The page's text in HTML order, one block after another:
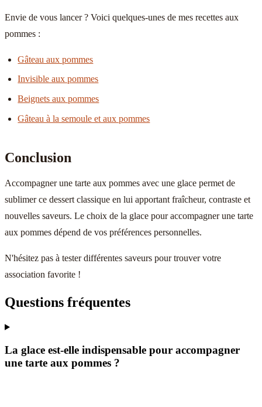
Envie de vous lancer ? Voici quelques-unes de mes recettes aux
pommes :
Gâteau aux pommes
Invisible aux pommes
Beignets aux pommes
Gâteau à la semoule et aux pommes
Conclusion
Accompagner une tarte aux pommes avec une glace permet de
sublimer ce dessert classique en lui apportant fraîcheur, contraste et
nouvelles saveurs. Le choix de la glace pour accompagner une tarte
aux pommes dépend de vos préférences personnelles.
N'hésitez pas à tester différentes saveurs pour trouver votre
association favorite !
Questions fréquentes
La glace est-elle indispensable pour accompagner
une tarte aux pommes ?